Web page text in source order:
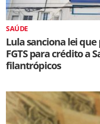
SAÚDE
Lula sanciona lei
FGTS para crédito a
filantrópicos